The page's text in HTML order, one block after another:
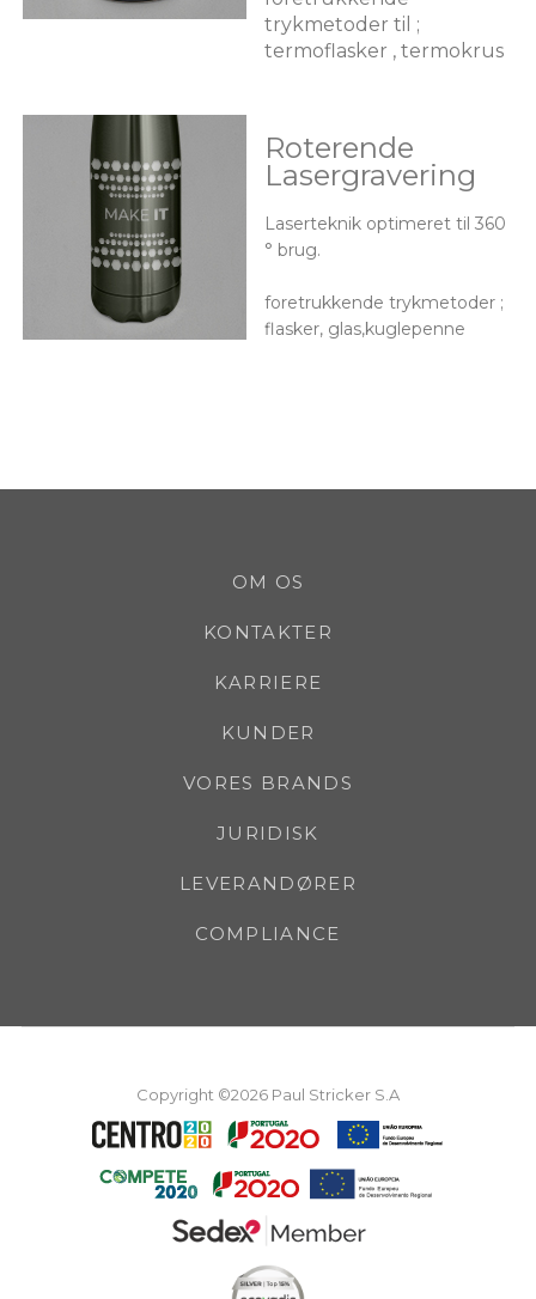
trykmetoder til ;
termoflasker , termokrus
Roterende
Lasergravering
Laserteknik optimeret til 360
° brug.
foretrukkende trykmetoder ;
flasker, glas,kuglepenne
OM OS
KONTAKTER
KARRIERE
KUNDER
VORES BRANDS
JURIDISK
LEVERANDØRER
COMPLIANCE
Copyright ©2026 Paul Stricker S.A